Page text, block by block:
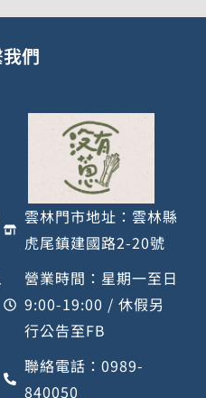
們
雲林門市地址：雲林縣
虎尾鎮建國路2-20號
營業時間：星期一至日
9:00-19:00 / 休假另
行公告至FB
聯絡電話：0989-
840050